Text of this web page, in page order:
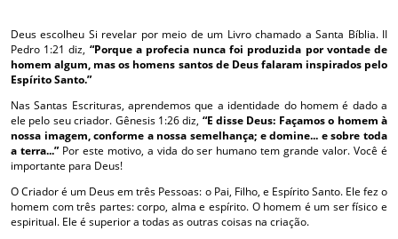
Deus escolheu Si revelar por meio de um Livro chamado a Santa Bíblia. II
Pedro 1:21 diz, “Porque a profecia nunca foi produzida por vontade de
homem algum, mas os homens santos de Deus falaram inspirados pelo
Espírito Santo.”
Nas Santas Escrituras, aprendemos que a identidade do homem é dado a
ele pelo seu criador. Gênesis 1:26 diz, “E disse Deus: Façamos o homem à
nossa imagem, conforme a nossa semelhança; e domine... e sobre toda
a terra...”Por este motivo, a vida do ser humano tem grande valor. Você é
importante para Deus!
O Criador é um Deus em três Pessoas: o Pai, Filho, e Espírito Santo. Ele fez o
homem com três partes: corpo, alma e espírito. O homem é um ser físico e
espiritual. Ele é superior a todas as outras coisas na criação.